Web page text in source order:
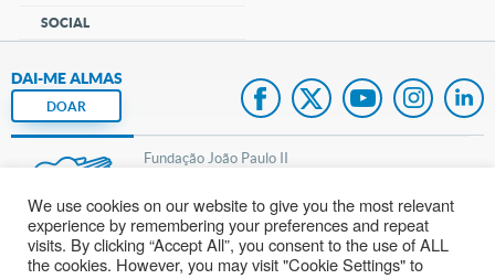
SOCIAL
DAI-ME ALMAS
DOAR
Fundação João Paulo II
Pedido de Oração
Mapa do site
We use cookies on our website to give you the most relevant
experience by remembering your preferences and repeat
visits. By clicking “Accept All”, you consent to the use of ALL
the cookies. However, you may visit "Cookie Settings" to